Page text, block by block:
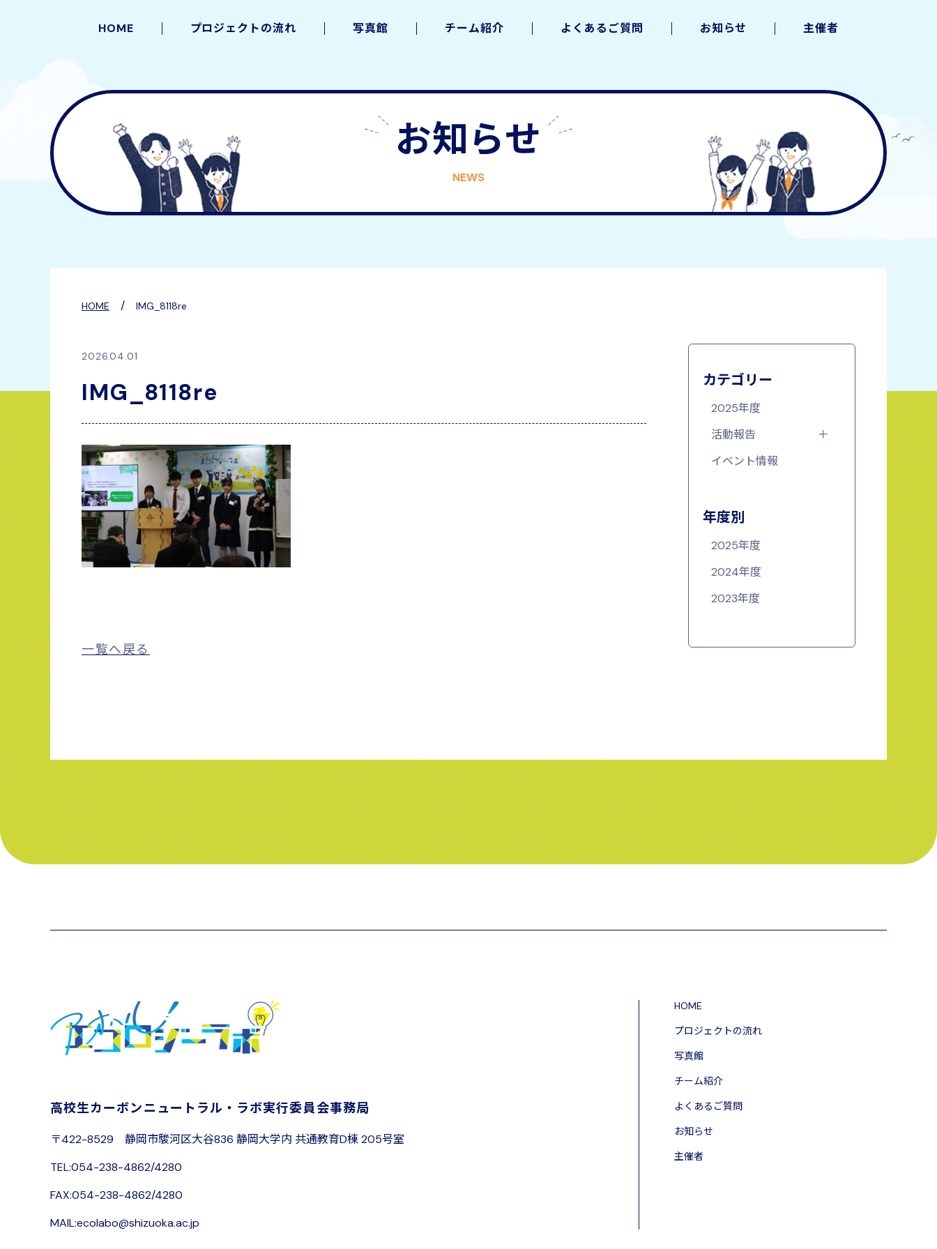
HOME プロジェクトの流れ 写真館 チーム紹介 よくあるご質問 お知らせ 主催者
お知らせ
NEWS
HOME / IMG_8118re
2026.04.01
IMG_8118re
一覧へ戻る
カテゴリー
2025年度
活動報告
イベント情報
年度別
2025年度
2024年度
2023年度
高校生カーボンニュートラル・ラボ実行委員会事務局
〒422-8529 静岡市駿河区大谷836 静岡大学内 共通教育D棟 205号室
TEL:054-238-4862/4280
FAX:054-238-4862/4280
MAIL:ecolabo@shizuoka.ac.jp
HOME
プロジェクトの流れ
写真館
チーム紹介
よくあるご質問
お知らせ
主催者